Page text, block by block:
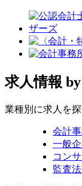
求人情報
業種別に求人を
会計
一般
コン
監査法